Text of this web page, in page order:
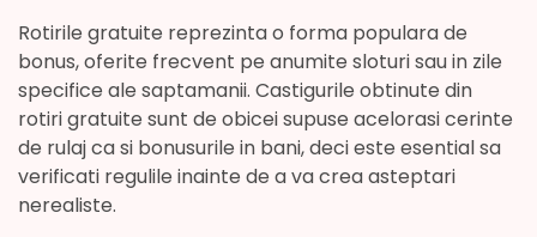
Rotirile gratuite reprezinta o forma populara de
bonus, oferite frecvent pe anumite sloturi sau in zile
specifice ale saptamanii. Castigurile obtinute din
rotiri gratuite sunt de obicei supuse acelorasi cerinte
de rulaj ca si bonusurile in bani, deci este esential sa
verificati regulile inainte de a va crea asteptari
nerealiste.